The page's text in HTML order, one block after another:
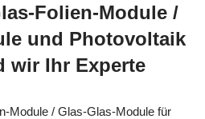
Folien-Module /
und Photovoltaik
wir Ihr Experte
Module / Glas-Glas-Module für